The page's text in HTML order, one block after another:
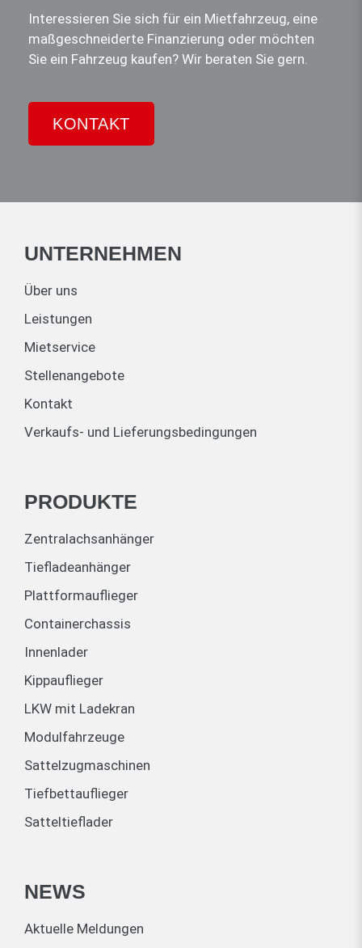
Interessieren Sie sich für ein Mietfahrzeug, eine
maßgeschneiderte Finanzierung oder möchten
Sie ein Fahrzeug kaufen? Wir beraten Sie gern.
KONTAKT
UNTERNEHMEN
Über uns
Leistungen
Mietservice
Stellenangebote
Kontakt
Verkaufs- und Lieferungsbedingungen
PRODUKTE
Zentralachsanhänger
Tiefladeanhänger
Plattformauflieger
Containerchassis
Innenlader
Kippauflieger
LKW mit Ladekran
Modulfahrzeuge
Sattelzugmaschinen
Tiefbettauflieger
Satteltieflader
NEWS
Aktuelle Meldungen